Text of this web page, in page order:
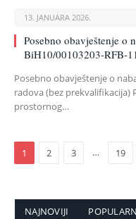
13. JANUARA 2026.
Posebno obavještenje o
BiH10/00103203-RFB-
Posebno obavještenje o
radova (bez prekvalifikacija)
prostornog…
1 2 3 … 19
NAJNOVIJI